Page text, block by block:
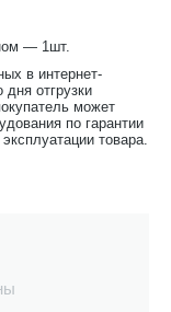
— 1шт.
в интернет-
отгрузки
может
по гарантии
товара.